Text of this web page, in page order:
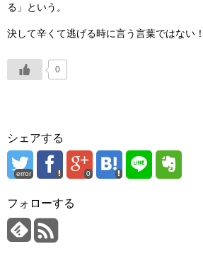
る」という。
決して辛くて逃げる時に言う言葉ではない！
0
シェアする
error 0
フォローする